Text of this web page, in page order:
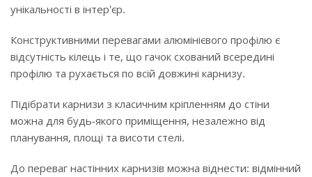
унікальності в інтер'єр.
Конструктивними перевагами алюмінієвого профілю є
відсутність кілець і те, що гачок схований всередині
профілю та рухається по всій довжині карнизу.
Підібрати карнизи з класичним кріпленням до стіни
можна для будь-якого приміщення, незалежно від
планування, площі та висоти стелі.
До переваг настінних карнизів можна віднести: відмінний